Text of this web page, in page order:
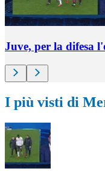
Juve, per la difesa
I più visti di